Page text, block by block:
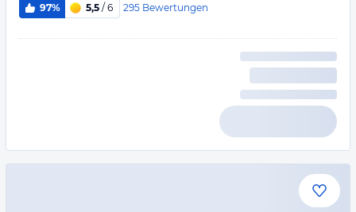
97% 5,5 / 6 295 Bewertungen